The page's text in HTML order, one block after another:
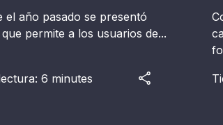
el año pasado se presentó
permite a los usuarios de...
6 minutes